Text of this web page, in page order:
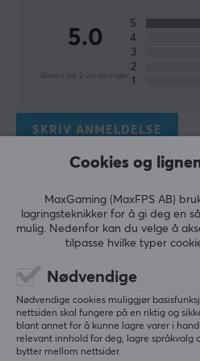
Høyde
Vekt
Mekaniske brytere
Ja
Type bryter
Gateron G Pro Brown
Formfaktor
TKL
5.0
Basert på 2 vurderinger
5
4
3
2
1
SKRIV ANMELDELSE
Alle anmeldelser
Muhannad S
Verifisert
PC
Nintendo
Absolutt beste budsjett
sett
ANBEFALT totalt sett. Jeg
Cookies og
MaxGaming (MaxFPS AB)
lagringsteknikker for å gi deg en
mulig. Nedenfor kan du velge å
tilpasse hvilke typer
Nødvendige
Nødvendige cookies muliggjør
nettsiden skal fungere på en riktig og
blant annet for å kunne lagre varer i
relevant innhold for deg, lagre språkvalg
bytter mellom nettsider.